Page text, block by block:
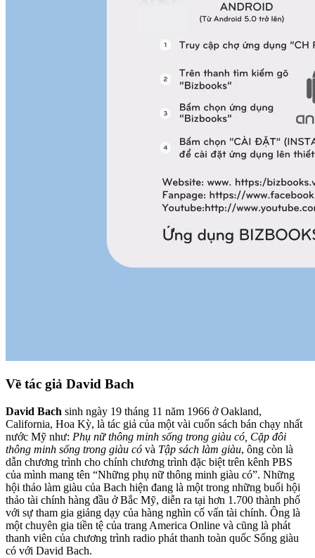
Về tác giả David Bach
David Bach sinh ngày 19 tháng 11 năm 1966 ở Oakland,
California, Hoa Kỳ, là tác giả của một vài cuốn sách bán chạy nhất
nước Mỹ như: Phụ nữ thông minh sống trong giàu có, Cặp đôi
thông minh sống trong giàu có và Tập sách làm giàu, ông còn là
dẫn chương trình cho chính chương trình đặc biệt trên kênh PBS
của mình mang tên “Những phụ nữ thông minh giàu có”. Những
hội thảo làm giàu của Bach hiện đang là một trong những buổi hội
thảo tài chính hàng đầu ở Bắc Mỹ, diễn ra tại hơn 1.700 thành phố
với sự tham gia giảng dạy của hàng nghìn cố vấn tài chính. Ông là
một chuyên gia tiền tệ của trang America Online và cũng là phát
thanh viên của chương trình radio phát thanh toàn quốc Sống giàu
có với David Bach.